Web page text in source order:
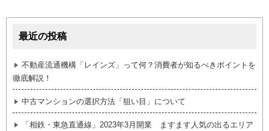
最近の投稿
不動産流通機構「レインズ」って何？消費者が知るべきポイントを
徹底解説！
中古マンションの選択方法「狙い目」について
「相鉄・東急直通線」2023年3月開業 ますます人気の出るエリア